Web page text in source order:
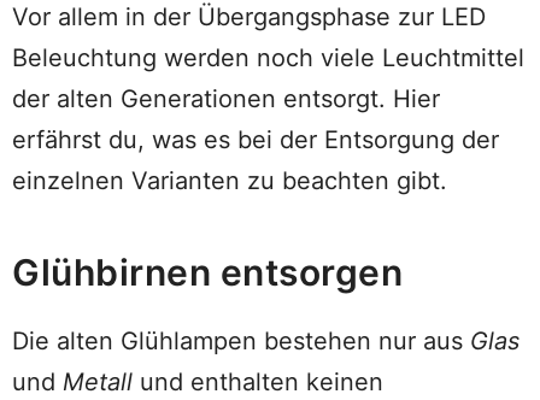
Vor allem in der Übergangsphase zur LED
Beleuchtung werden noch viele Leuchtmittel
der alten Generationen entsorgt. Hier
erfährst du, was es bei der Entsorgung der
einzelnen Varianten zu beachten gibt.
Glühbirnen entsorgen
Die alten Glühlampen bestehen nur aus Glas
und Metall und enthalten keinen